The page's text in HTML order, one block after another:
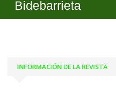
Bidebarrieta
Artículos
INFORMACIÓN DE LA REVISTA